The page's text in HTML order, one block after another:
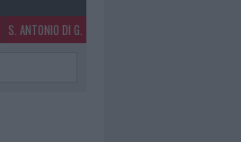
S. ANTONIO DI G.